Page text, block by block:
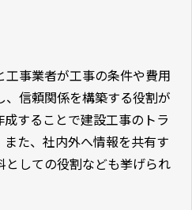
事業者が工事の条件や費用
信頼関係を構築する役割が
することで建設工事のトラ
た、社内外へ情報を共有す
としての役割なども挙げられ